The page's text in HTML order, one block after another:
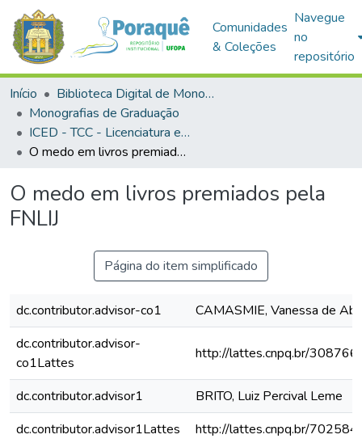
Comunidades
& Coleções
Navegue
no
repositório
Início
Biblioteca Digital de Monografias (BDM)
Monografias de Graduação
ICED - TCC - Licenciatura em Pedagogia
O medo em livros premiados pela FNLIJ
O medo em livros premiados pela
FNLIJ
Página do item simplificado
dc.contributor.advisor-co1
CAMASMIE, Vanessa de
dc.contributor.advisor-
co1Lattes
http://lattes.cnpq.br/
dc.contributor.advisor1
BRITO, Luiz Percival Leme
dc.contributor.advisor1Lattes
http://lattes.cnpq.br/